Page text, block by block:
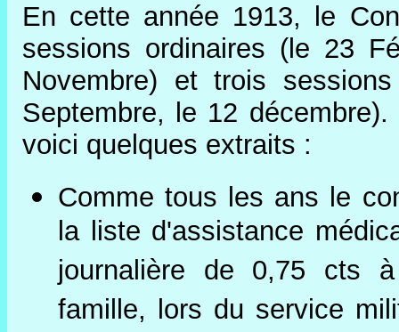
En cette année 1913, le
sessions ordinaires (le 23
Novembre) et trois
Septembre, le 12
voici quelques extraits :
Comme tous les ans le
la liste d'assistance
journalière de 0,75 cts
famille, lors du service